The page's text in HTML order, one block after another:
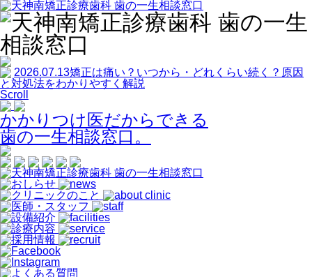
2026.07.13矯正は痛い？いつから・どれくらい続く？原因
と対処法をわかりやすく解説
Scroll
かかりつけ医だからできる
歯の一生相談窓口。